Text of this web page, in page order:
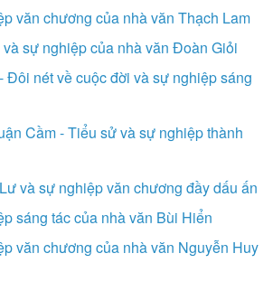
văn chương của nhà văn Thạch Lam
sự nghiệp của nhà văn Đoàn Giỏi
Đôi nét về cuộc đời và sự nghiệp sáng
Cầm - Tiểu sử và sự nghiệp thành
và sự nghiệp văn chương đầy dấu ấn
sáng tác của nhà văn Bùi Hiển
văn chương của nhà văn Nguyễn Huy